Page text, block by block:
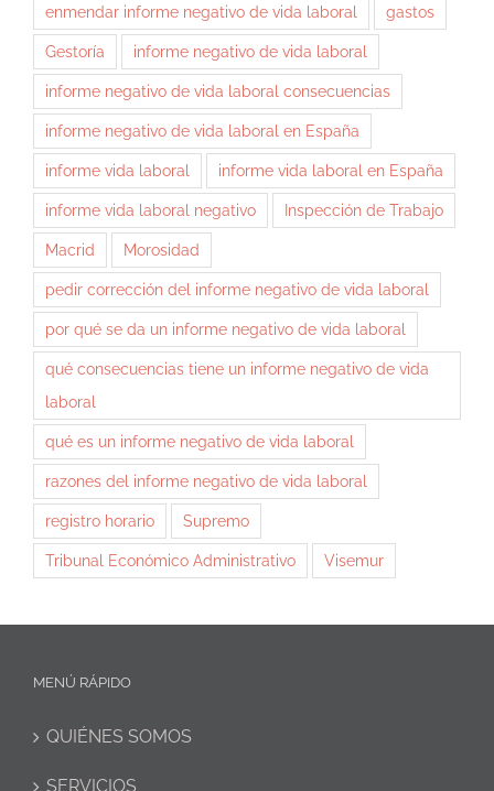
enmendar informe negativo de vida laboral gastos
Gestoría informe negativo de vida laboral
informe negativo de vida laboral consecuencias
informe negativo de vida laboral en España
informe vida laboral informe vida laboral en España
informe vida laboral negativo Inspección de Trabajo
Macrid Morosidad
pedir corrección del informe negativo de vida laboral
por qué se da un informe negativo de vida laboral
qué consecuencias tiene un informe negativo de vida
laboral
qué es un informe negativo de vida laboral
razones del informe negativo de vida laboral
registro horario Supremo
Tribunal Económico Administrativo Visemur
MENÚ RÁPIDO
QUIÉNES SOMOS
SERVICIOS